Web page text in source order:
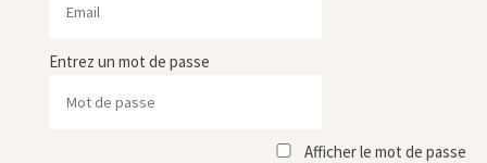
Entrez un mot de passe
Afficher le mot de passe